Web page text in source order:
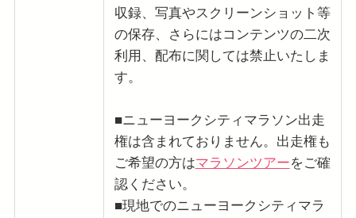
収録、写真やスクリーンショット等
の保存、さらにはコンテンツの二次
利用、配布に関しては禁止いたしま
す。
■ニューヨークシティマラソン出走
権は含まれておりません。出走権も
ご希望の方はマラソンツアーをご確
認ください。
■現地でのニューヨークシティマラ